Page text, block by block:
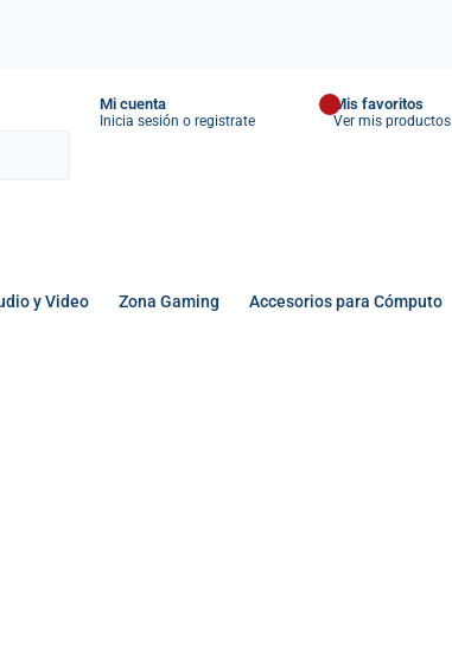
Mi cuenta
Inicia sesión o registrate
Mis favoritos
Ver mis productos
y Video Zona Gaming Accesorios para Cómputo